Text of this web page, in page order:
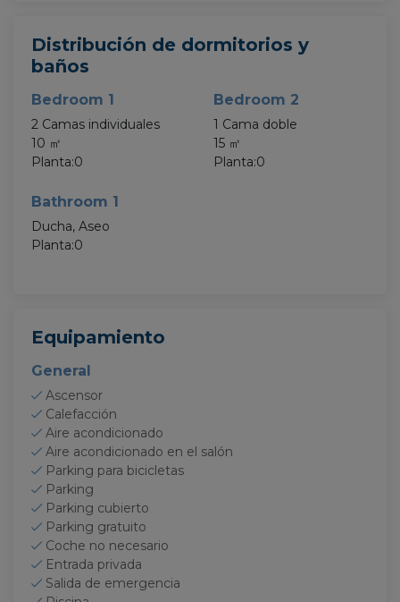
Distribución de dormitorios y
baños
Bedroom 1
2 Camas individuales
10 ㎡
Planta:0
Bedroom 2
1 Cama doble
15 ㎡
Planta:0
Bathroom 1
Ducha, Aseo
Planta:0
Equipamiento
General
Ascensor
Calefacción
Aire acondicionado
Aire acondicionado en el salón
Parking para bicicletas
Parking
Parking cubierto
Parking gratuito
Coche no necesario
Entrada privada
Salida de emergencia